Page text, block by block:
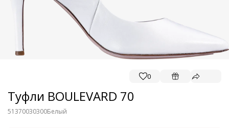
0
Туфли BOULEVARD 70
51370030300Белый